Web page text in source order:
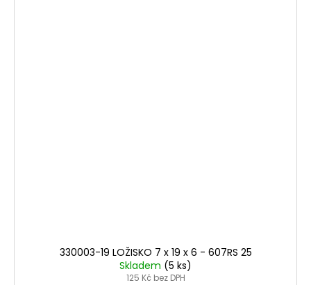
330003-19 LOŽISKO 7 x 19 x 6 - 607RS 25
Skladem (5 ks)
125 Kč bez DPH